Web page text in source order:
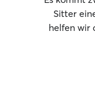
Sitter
helfen wir